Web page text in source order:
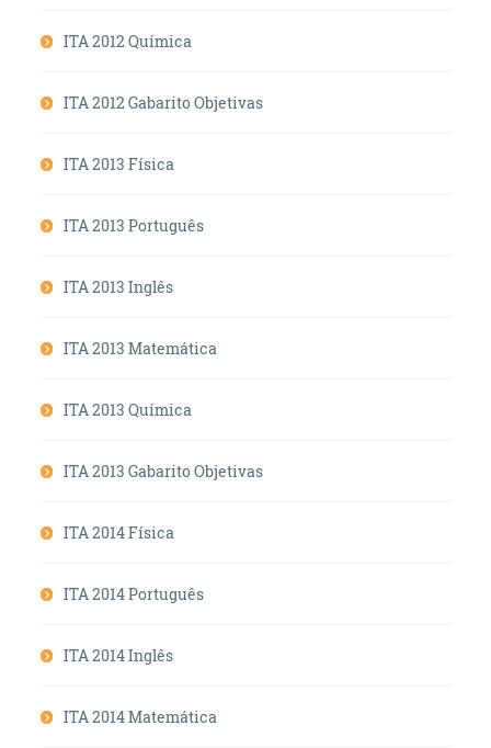
ITA 2012 Química
ITA 2012 Gabarito Objetivas
ITA 2013 Física
ITA 2013 Português
ITA 2013 Inglês
ITA 2013 Matemática
ITA 2013 Química
ITA 2013 Gabarito Objetivas
ITA 2014 Física
ITA 2014 Português
ITA 2014 Inglês
ITA 2014 Matemática